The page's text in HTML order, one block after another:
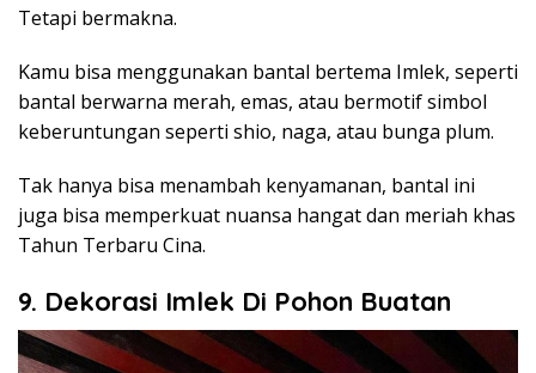
Tetapi bermakna.
Kamu bisa menggunakan bantal bertema Imlek, seperti
bantal berwarna merah, emas, atau bermotif simbol
keberuntungan seperti shio, naga, atau bunga plum.
Tak hanya bisa menambah kenyamanan, bantal ini
juga bisa memperkuat nuansa hangat dan meriah khas
Tahun Terbaru Cina.
9. Dekorasi Imlek Di Pohon Buatan